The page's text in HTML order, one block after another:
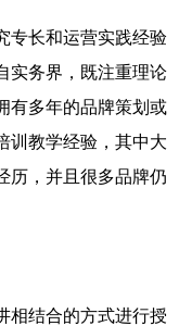
专长和运营实践经验
实务界，既注重理论
有多年的品牌策划或
训教学经验，其中大
历，并且很多品牌仍
相结合的方式进行授